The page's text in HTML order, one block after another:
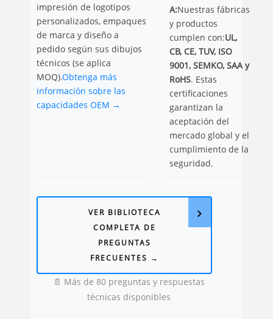
impresión de logotipos
personalizados, empaques
de marca y diseño a
pedido según sus dibujos
técnicos (se aplica
MOQ).Obtenga más
información sobre las
capacidades OEM →
A:Nuestras fábricas
y productos
cumplen con:UL,
CB, CE, TUV, ISO
9001, SEMKO, SAA y
RoHS. Estas
certificaciones
garantizan la
aceptación del
mercado global y el
cumplimiento de la
seguridad.
VER BIBLIOTECA
COMPLETA DE
PREGUNTAS
FRECUENTES →
📄 Más de 80 preguntas y respuestas
técnicas disponibles